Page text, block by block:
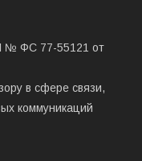
№ ФС 77-55121 от
в сфере связи,
коммуникаций